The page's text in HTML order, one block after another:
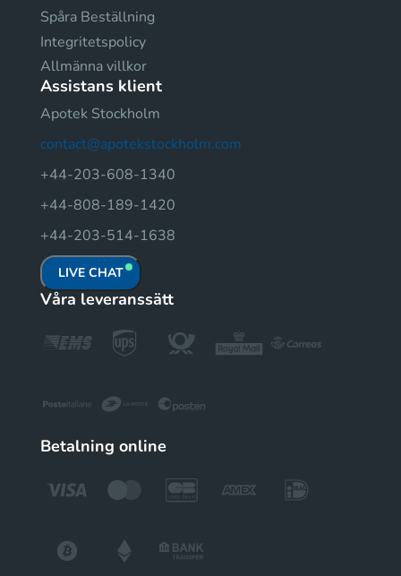
Spåra Beställning
Integritetspolicy
Allmänna villkor
Assistans klient
Apotek Stockholm
contact@apotekstockholm.com
+44-203-608-1340
+44-808-189-1420
+44-203-514-1638
LIVE CHAT
Våra leveranssätt
Betalning online